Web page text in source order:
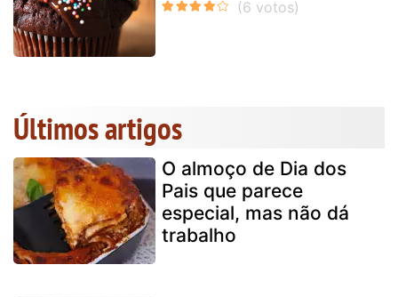
Últimos artigos
O almoço de Dia dos
Pais que parece
especial, mas não dá
trabalho